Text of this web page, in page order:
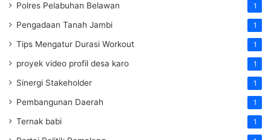
Polres Pelabuhan Belawan 1
Pengadaan Tanah Jambi 1
Tips Mengatur Durasi Workout 1
proyek video profil desa karo 1
Sinergi Stakeholder 1
Pembangunan Daerah 1
Ternak babi 1